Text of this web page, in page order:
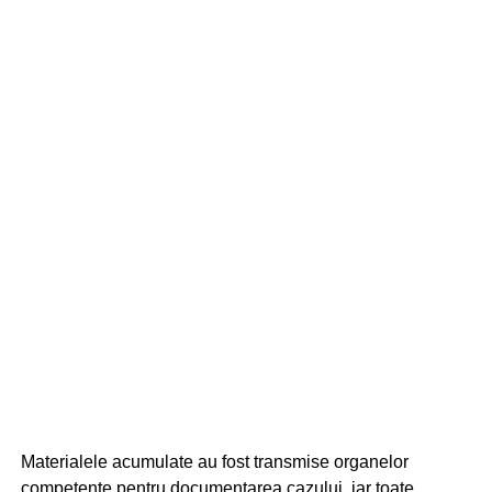
Materialele acumulate au fost transmise organelor